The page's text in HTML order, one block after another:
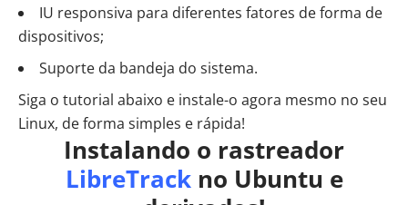
IU responsiva para diferentes fatores de forma de
dispositivos;
Suporte da bandeja do sistema.
Siga o tutorial abaixo e instale-o agora mesmo no seu
Linux, de forma simples e rápida!
Instalando o rastreador
LibreTrackno Ubuntu e